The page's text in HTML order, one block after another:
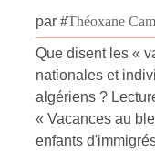
par #Théoxane
Que disent les «
nationales et
algériens ?
« Vacances au
enfants